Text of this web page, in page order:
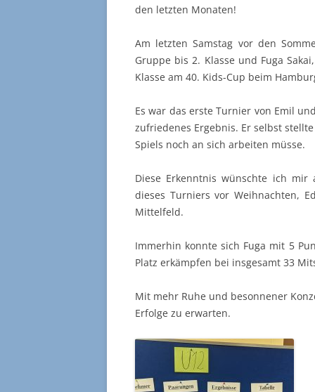
den letzten Monaten!
Am letzten Samstag vor den
Gruppe bis 2. Klasse und Fuga
Klasse am 40. Kids-Cup beim
Es war das erste Turnier von Emil
zufriedenes Ergebnis. Er selbst
Spiels noch an sich arbeiten müsse.
Diese Erkenntnis wünschte ich
dieses Turniers vor Weihnachten,
Mittelfeld.
Immerhin konnte sich Fuga mit 5
Platz erkämpfen bei insgesamt 33
Mit mehr Ruhe und besonnener
Erfolge zu erwarten.